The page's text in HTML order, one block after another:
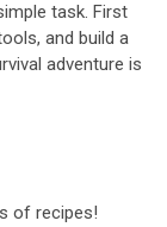
task. First
and build a
adventure is
of recipes!